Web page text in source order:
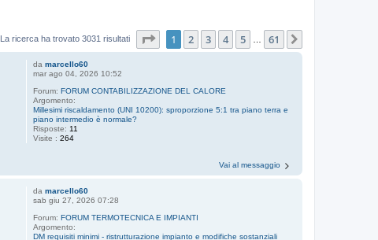
La ricerca ha trovato 3031 risultati Pagina1 di
1 2 3 4 5 61
damarcello60
mar ago 04, 2026 10:52
Forum:FORUM CONTABILIZZAZIONE DEL CALORE
Argomento:
Millesimi riscaldamento (UNI 10200): sproporzione 5:1 tra piano terra e
piano intermedio è normale?
Risposte: 11
Visite :264
Vai al messaggio
damarcello60
sab giu 27, 2026 07:28
Forum:FORUM TERMOTECNICA E IMPIANTI
Argomento:
DM requisiti minimi - ristrutturazione impianto e modifiche sostanziali